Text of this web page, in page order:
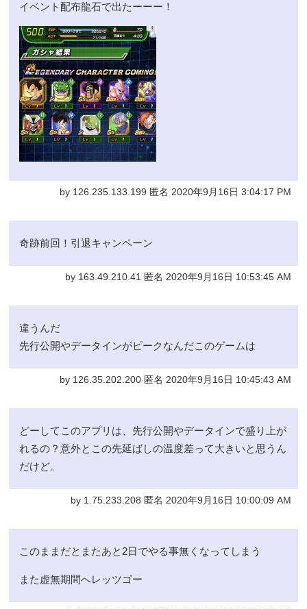
イベント配布龍石で出たーーー！
by 126.235.133.199 匿名 2020年9月16日 3:04:17 PM
奇跡前回！引退キャンペーン
by 163.49.210.41 匿名 2020年9月16日 10:53:45 AM
違うんだ
先行公開やデータインがピークなんだこのゲームは
by 126.35.202.200 匿名 2020年9月16日 10:45:43 AM
どーしてこのアプリは、先行公開やデータインで盛り上が
れるの？意外とこの先延ばしの温度差って大きいと思うん
だけど。
by 1.75.233.208 匿名 2020年9月16日 10:00:09 AM
このままだとまたあと2日でやる事無くなってしまう
また虚無期間へレッツゴー